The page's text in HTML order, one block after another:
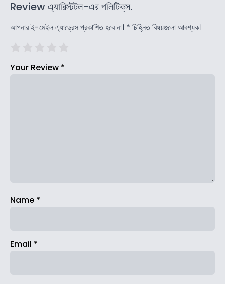
Review এ্যারিস্টটল-এর পলিটিক্‌স.
আপনার ই-মেইল এ্যাড্রেস প্রকাশিত হবে না। * চিহ্নিত বিষয়গুলো আবশ্যক।
Your Review *
Name *
Email *